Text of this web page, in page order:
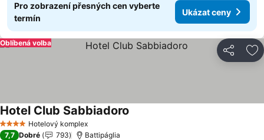
Pro zobrazení přesných cen vyberte
termín
Ukázat ceny
Sdílet
Oblíbená volba
4 Počet hvězdiček
Hotelový komplex
Hotel Club Sabbiadoro
7,7 Dobré 793 Battipáglia